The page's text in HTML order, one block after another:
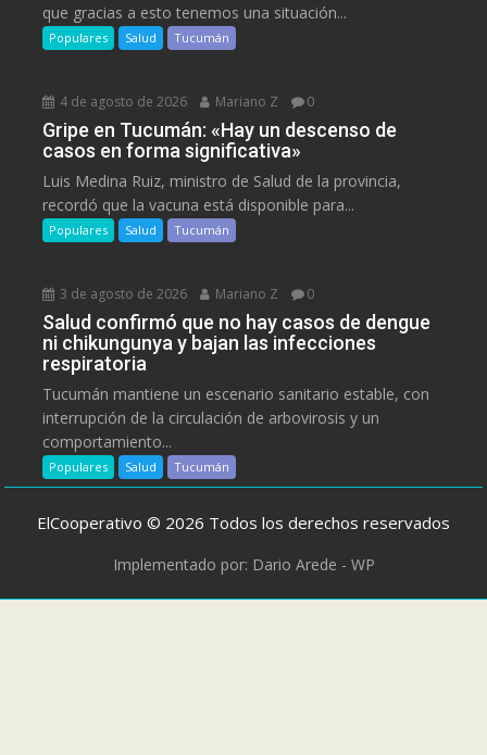
que gracias a esto tenemos una situación...
Populares Salud Tucumán
4 de agosto de 2026 Mariano Z 0
Gripe en Tucumán: «Hay un descenso de
casos en forma significativa»
Luis Medina Ruiz, ministro de Salud de la provincia,
recordó que la vacuna está disponible para...
Populares Salud Tucumán
3 de agosto de 2026 Mariano Z 0
Salud confirmó que no hay casos de dengue
ni chikungunya y bajan las infecciones
respiratoria
Tucumán mantiene un escenario sanitario estable, con
interrupción de la circulación de arbovirosis y un
comportamiento...
Populares Salud Tucumán
ElCooperativo © 2026 Todos los derechos reservados